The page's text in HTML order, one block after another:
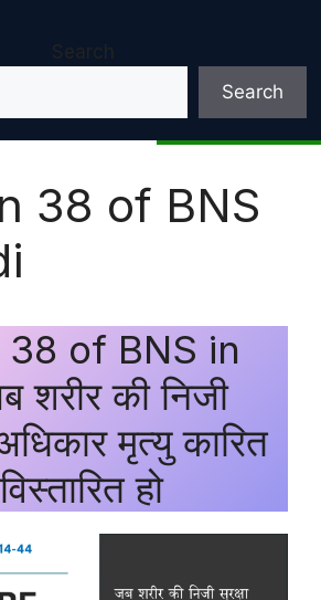
Search
Search
38 of BNS
of BNS in
शरीर की निजी
मृत्यु कारित
हो